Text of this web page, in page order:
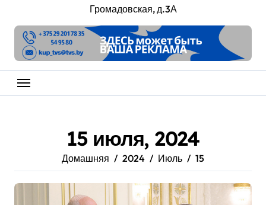
Громадовская, д.3А
15 июля, 2024
Домашняя 2024 Июль 15